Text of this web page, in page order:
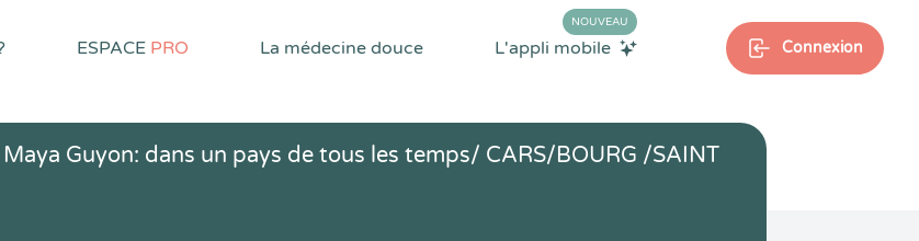
ESPACE PRO La médecine douce L'appli mobile
NOUVEAU
Connexion
Guyon: dans un pays de tous les temps/ CARS/BOURG /SAINT